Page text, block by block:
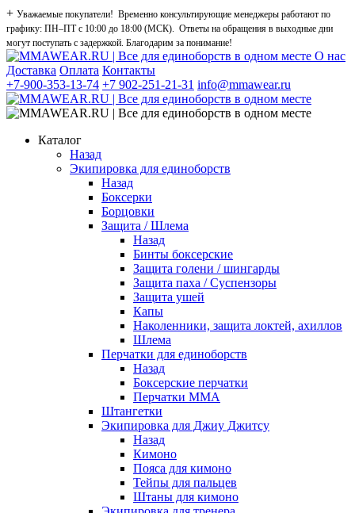
+ Уважаемые покупатели! Временно консультирующие менеджеры работают по
графику: ПН–ПТ с 10:00 до 18:00 (МСК). Ответы на обращения в выходные дни
могут поступать с задержкой. Благодарим за понимание!
О нас
Доставка Оплата Контакты
+7-900-353-13-74 +7 902-251-21-31 info@mmawear.ru
Каталог
Назад
Экипировка для единоборств
Назад
Боксерки
Борцовки
Защита / Шлема
Назад
Бинты боксерские
Защита голени / шингарды
Защита паха / Суспензоры
Защита ушей
Капы
Наколенники, защита локтей, ахиллов
Шлема
Перчатки для единоборств
Назад
Боксерские перчатки
Перчатки ММА
Штангетки
Экипировка для Джиу Джитсу
Назад
Кимоно
Пояса для кимоно
Тейпы для пальцев
Штаны для кимоно